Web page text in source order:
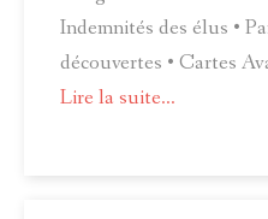
Indemnités des élus •
découvertes • Cartes
Lire la suite...